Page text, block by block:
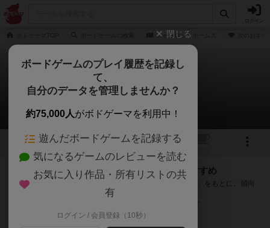
シャーロックホームズ
シャーロックホームズ
次のおすすめボードゲーム
1
『シャーロックホームズ』が好きな方へのおすすめ
このゲームのトップページで投票された「プレイ感の評価」をもとに、傾向
が近いボードゲームをランキング形式で紹介します。
閉じる
ボードゲームのプレイ履歴を記録し
て、
自分のデータを管理しませんか？
約75,000人がボドゲーマを利用中！
遊んだボードゲームを記録する
気になるゲームのレビューを読む
お気に入り作品・所有リストの共
有
ログイン / 会員登録（10秒）